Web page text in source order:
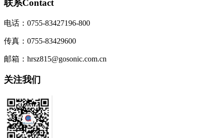
联系Contact
电话：0755-83427196-800
传真：0755-83429600
邮箱：hrsz815@gosonic.com.cn
关注我们